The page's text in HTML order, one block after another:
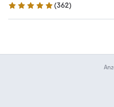
4.8 Sterne
(362)